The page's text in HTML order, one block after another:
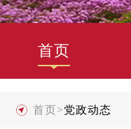
首页
首页>党政动态